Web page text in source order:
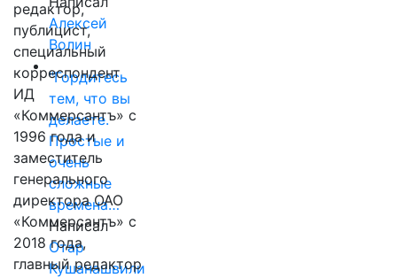
Алексей
Волин
"Гордитесь
тем, что вы
делаете.
Простые и
очень
сложные
времена…
Написал
Отар
Кушанашвили
редактор,
публицист,
специальный
корреспондент
ИД
«Коммерсантъ» с
1996 года и
заместитель
генерального
директора ОАО
«Коммерсантъ» с
2018 года,
главный редактор